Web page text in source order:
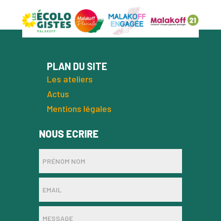
PLAN DU SITE
Les ateliers
Actus
Mentions légales
NOUS ECRIRE